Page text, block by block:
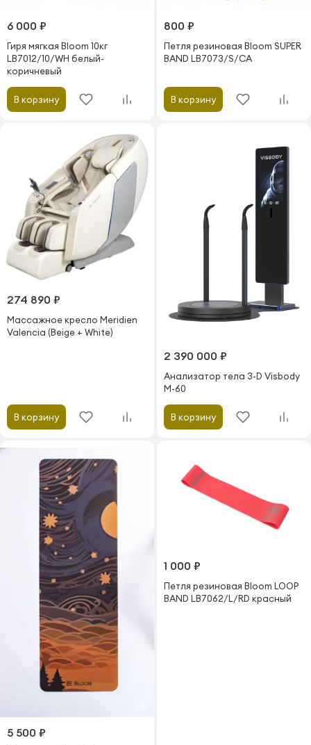
6 000 ₽
Гиря мягкая Bloom 10кг
LB7012/10/WH белый-
коричневый
В корзину
800 ₽
Петля резиновая Bloom SUPER
BAND LB7073/S/CA
В корзину
274 890 ₽
Массажное кресло Meridien
Valencia (Beige + White)
В корзину
2 390 000 ₽
Анализатор тела 3-D Visbody
M-60
В корзину
5 500 ₽
1 000 ₽
Петля резиновая Bloom LOOP
BAND LB7062/L/RD красный